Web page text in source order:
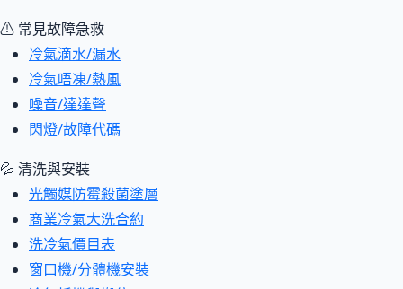
⚠ 常見故障急救
冷氣滴水/漏水
冷氣唔凍/熱風
噪音/達達聲
閃燈/故障代碼
💦 清洗與安裝
光觸媒防霉殺菌塗層
商業冷氣大洗合約
洗冷氣價目表
窗口機/分體機安裝